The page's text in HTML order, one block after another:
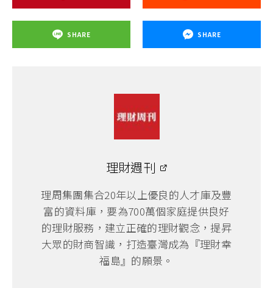
SHARE SHARE
理財週刊
理周集團集合20年以上優良的人才庫及豐
富的資料庫，要為700萬個家庭提供良好
的理財服務，建立正確的理財觀念，提昇
大眾的財商智識，打造臺灣成為『理財幸
福島』的願景。